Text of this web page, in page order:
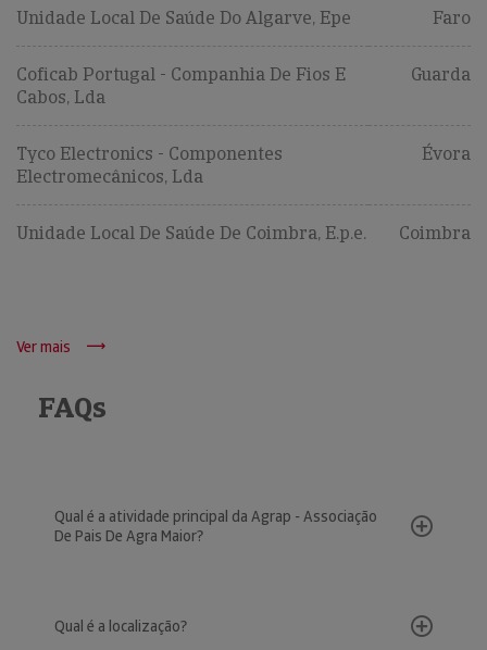
Unidade Local De Saúde Do Algarve, Epe Faro
Coficab Portugal - Companhia De Fios E
Cabos, Lda
Guarda
Tyco Electronics - Componentes
Electromecânicos, Lda
Évora
Unidade Local De Saúde De Coimbra, E.p.e. Coimbra
Ver mais
FAQs
Qual é a atividade principal da Agrap - Associação
De Pais De Agra Maior?
Qual é a localização?